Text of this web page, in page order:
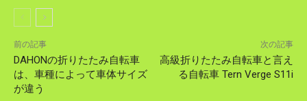
前の記事
DAHONの折りたたみ自転車
は、車種によって車体サイズ
が違う
次の記事
高級折りたたみ自転車と言え
る自転車 Tern Verge S11i